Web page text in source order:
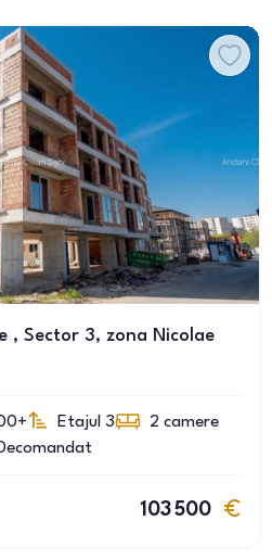
, Sector 3, zona Nicolae
Etajul 3 2 camere
Decomandat
103 500